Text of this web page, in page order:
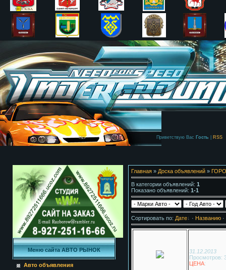
Приветствую Вас Гость RSS
Меню сайта АВТО РЫНОК
Авто объявления
Главная» Доска объявлений»
В категории объявлений: 1
Показано объявлений: 1-1
Сортировать по: Дате · Названию·
31.12.2013
Просмотров:
ЦЕНА: